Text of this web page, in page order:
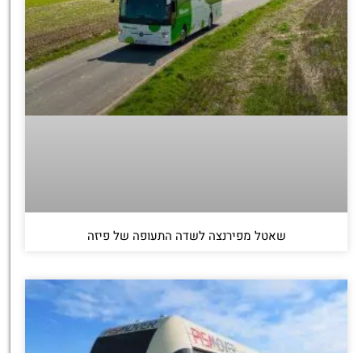
שאטל מפירנצה לשדה התעופה של פיזה